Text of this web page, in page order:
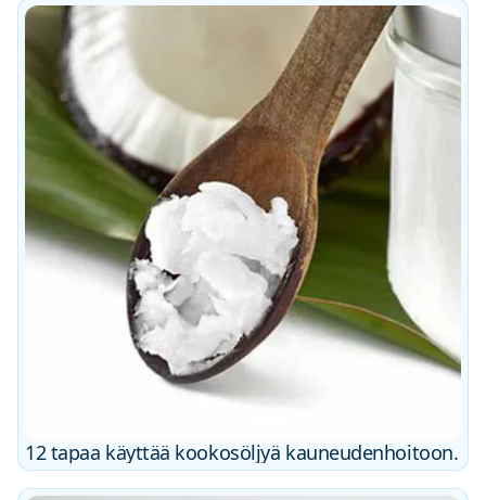
12 tapaa käyttää kookosöljyä kauneudenhoitoon.